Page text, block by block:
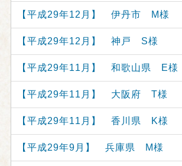
【平成29年12月】 伊丹市 M様
【平成29年12月】 神戸 S様
【平成29年11月】 和歌山県 E様
【平成29年11月】 大阪府 T様
【平成29年11月】 香川県 K様
【平成29年9月】 兵庫県 M様